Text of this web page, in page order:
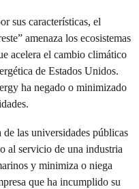
sus características, el
amenaza los ecosistemas
acelera el cambio climático
de Estados Unidos.
ha negado o minimizado
las universidades públicas
al servicio de una industria
y minimiza o niega
que ha incumplido su